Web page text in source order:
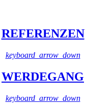
REFERENZEN
keyboard_arrow_down
WERDEGANG
keyboard_arrow_down